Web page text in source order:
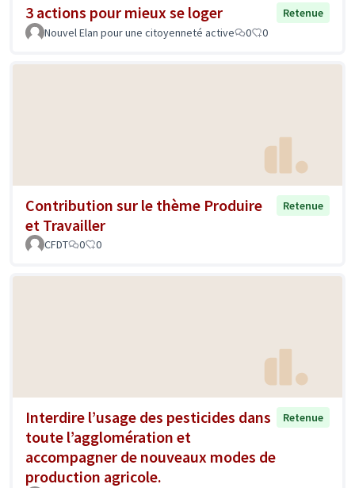
3 actions pour mieux se loger
Retenue
Nouvel Elan pour une citoyenneté active
0 0
Contribution sur le thème Produire
et Travailler
Retenue
CFDT 0 0
Interdire l’usage des pesticides dans
toute l’agglomération et
accompagner de nouveaux modes de
production agricole.
Retenue